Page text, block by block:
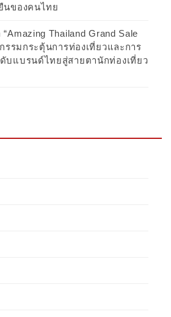
นของคนไทย
Thailand Grand Sale
รรมกระตุ้นการท่องเที่ยวและการ
บแบรนด์ไทยสู่สายตานักท่องเที่ยว